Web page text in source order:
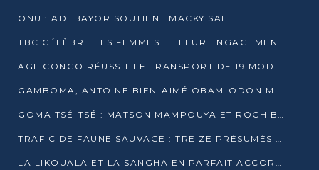
ONU : ADEBAYOR SOUTIENT MACKY SALL
TBC CÉLÈBRE LES FEMMES ET LEUR ENGAGEMENT À L’OCCASION DU 8 MARS
AGL CONGO RÉUSSIT LE TRANSPORT DE 19 MODULES HORS GABARIT ENTRE POINTE-NOIRE ET BRAZZAVILLE
GAMBOMA, ANTOINE BIEN-AIMÉ OBAM-ODON MOBILISE LES 32 148 ÉLECTEURS EN FAVEUR DE DENIS SASSOU NGUESSO
GOMA TSÉ-TSÉ : MATSON MAMPOUYA ET ROCH BREDIN BISSALA NKOUNKOU EN CAMPAGNE DE PROXIMITÉ
TRAFIC DE FAUNE SAUVAGE : TREIZE PRÉSUMÉS TRAFIQUANTS INTERPELLÉS AU CONGO EN 2025
LA LIKOUALA ET LA SANGHA EN PARFAIT ACCORD AVEC LE PROJET DE SOCIÉTÉ DU CANDIDAT DENIS SASSOU-N’GUESSO